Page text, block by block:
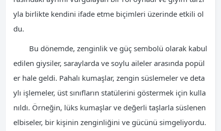
yla birlikte kendini ifade etme biçimleri üzerinde etkili ol
du.
Bu dönemde, zenginlik ve güç sembolü olarak kabul
edilen giysiler, saraylarda ve soylu aileler arasında popül
er hale geldi. Pahalı kumaşlar, zengin süslemeler ve deta
ylı işlemeler, üst sınıfların statülerini göstermek için kulla
nıldı. Örneğin, lüks kumaşlar ve değerli taşlarla süslenen
elbiseler, bir kişinin zenginliğini ve gücünü simgeliyordu.